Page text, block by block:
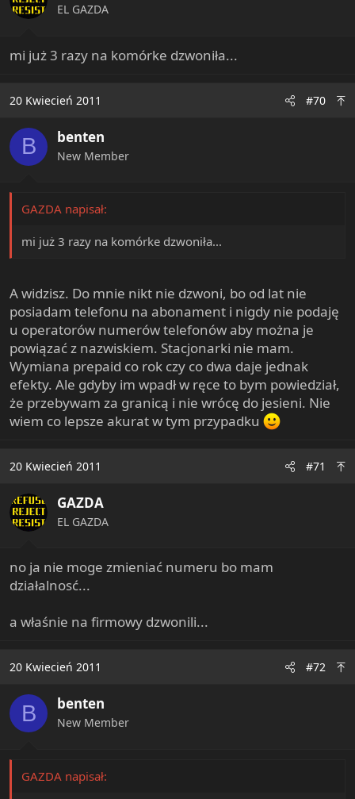
EL GAZDA
mi już 3 razy na komórke dzwoniła...
20 Kwiecień 2011 #70
B benten
New Member
GAZDA napisał:
mi już 3 razy na komórke dzwoniła...
A widzisz. Do mnie nikt nie dzwoni, bo od lat nie
posiadam telefonu na abonament i nigdy nie podaję
u operatorów numerów telefonów aby można je
powiązać z nazwiskiem. Stacjonarki nie mam.
Wymiana prepaid co rok czy co dwa daje jednak
efekty. Ale gdyby im wpadł w ręce to bym powiedział,
że przebywam za granicą i nie wrócę do jesieni. Nie
wiem co lepsze akurat w tym przypadku
20 Kwiecień 2011 #71
GAZDA
EL GAZDA
no ja nie moge zmieniać numeru bo mam
działalnosć...
a właśnie na firmowy dzwonili...
20 Kwiecień 2011 #72
B benten
New Member
GAZDA napisał: